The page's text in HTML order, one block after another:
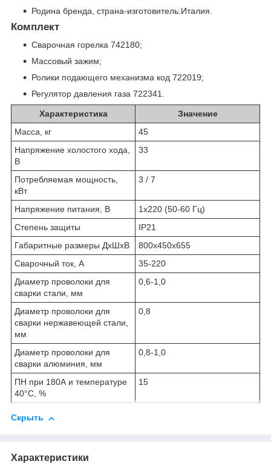
Родина бренда, страна-изготовитель:Италия.
Комплект
Сварочная горелка 742180;
Массовый зажим;
Ролики подающего механизма код 722019;
Регулятор давления газа 722341.
Характеристика
Значение
Масса, кг
45
Напряжение холостого хода,
В
33
Потребляемая мощность,
кВт
3 / 7
Напряжение питания, В
1х220 (50-60 Гц)
Степень защиты
IP21
Габаритные размеры ДхШхВ
800х450х655
Сварочный ток, А
35-220
Диаметр проволоки для
сварки стали, мм
0,6-1,0
Диаметр проволоки для
сварки нержавеющей стали,
мм
0,8
Диаметр проволоки для
сварки алюминия, мм
0,8-1,0
ПН при 180А и температуре
40°С, %
15
Скрыть
Характеристики